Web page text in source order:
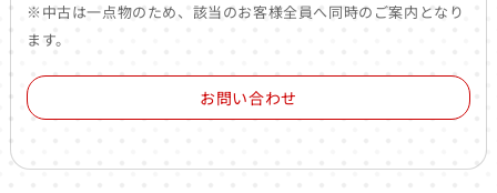
※中古は一点物のため、該当のお客様全員へ同時のご案内となり
ます。
お問い合わせ